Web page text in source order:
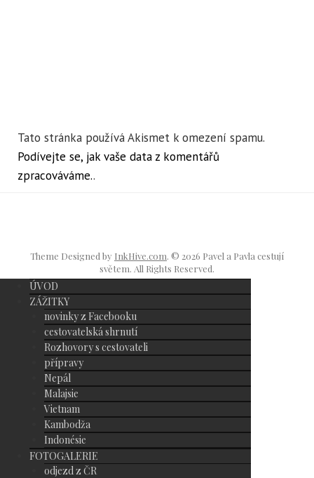
Tato stránka používá Akismet k omezení spamu.
Podívejte se, jak vaše data z komentářů
zpracováváme..
Theme Designed by InkHive.com. © 2026 Pavel a Pavla cestují
světem. All Rights Reserved.
ÚVOD
ZÁŽITKY
novinky z Facebooku
cestovatelská shrnutí
Rozhovory s cestovateli
přípravy
Nepál
Malajsie
Vietnam
Kambodža
Indonésie
FOTOGALERIE
odjezd z ČR